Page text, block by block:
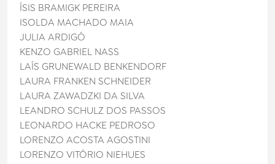
ÍSIS BRAMIGK PEREIRA
ISOLDA MACHADO MAIA
JULIA ARDIGÓ
KENZO GABRIEL NASS
LAÍS GRUNEWALD BENKENDORF
LAURA FRANKEN SCHNEIDER
LAURA ZAWADZKI DA SILVA
LEANDRO SCHULZ DOS PASSOS
LEONARDO HACKE PEDROSO
LORENZO ACOSTA AGOSTINI
LORENZO VITÓRIO NIEHUES